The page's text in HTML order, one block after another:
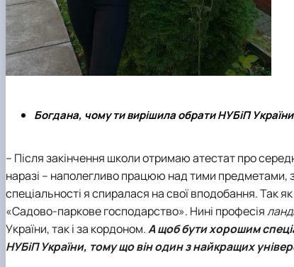
Богдана, чому ти вирішила обрати НУБіП
– Після закінчення школи отримаю атестат про
наразі – наполегливо працюю над тими предметами,
спеціальності я спиралася на свої вподобання. Так
«Садово-паркове господарство». Нині професія
України, так і за кордоном.А щоб бути хорошим
НУБіП України, тому що він один з найкращих